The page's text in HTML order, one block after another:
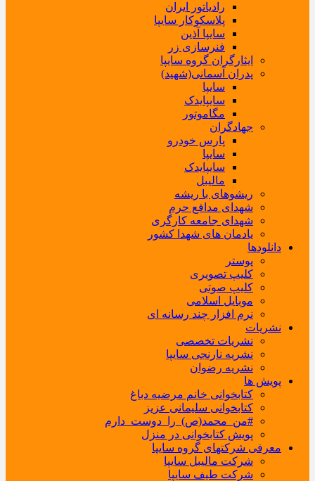
رادیاتور ایران
پلاسکوکار سایپا
سایپا آذین
فنرسازی زر
ایثارگران گروه سایپا
پدران آسمانی(شهید)
سایپا
سایپایدک
مگاموتور
جهادگران
پارس خودرو
سایپا
سایپایدک
مالیبل
ریشوهای با ریشه
شهدای مدافع حرم
شهدای جامعه کارگری
یادمان های شهدا کشور
دانلودها
پوستر
کلیپ تصویری
کلیپ صوتی
موبایل اسلامی
نرم افزار چند رسانه ای
نشریات
نشریات تخصصی
نشریه نارنجی سایپا
نشریه رضوان
پویش ها
کتابخوانی خانم مرضیه دباغ
کتابخوانی سلیمانی عزیز
#من_محمد(ص)_را_دوست_دارم
پویش کتابخوانی در منزل
معرفی شرکتهای گروه سایپا
شرکت مالیبل سایپا
شرکت طیف سایپا